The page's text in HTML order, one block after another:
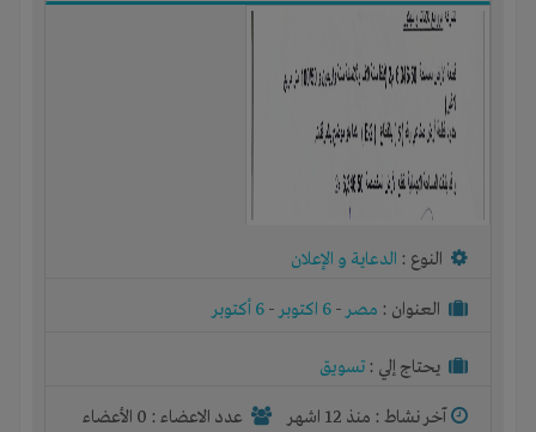
النوع : الدعاية و الإعلان
العنوان : مصر- 6 اكتوبر - 6 أكتوبر
يحتاج إلي : تسويق
آخر نشاط : منذ 12 اشهر عدد الاعضاء : 0 الأعضاء